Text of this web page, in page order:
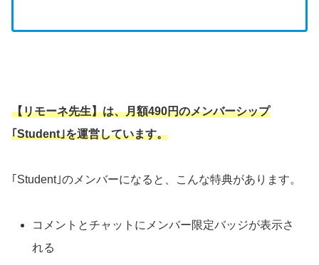
【リモーネ先生】は、月額490円のメンバーシップ
｢Student｣を運営しています。
｢Student｣のメンバーになると、こんな特典があります。
コメントとチャットにメンバー限定バッジが表示さ
れる